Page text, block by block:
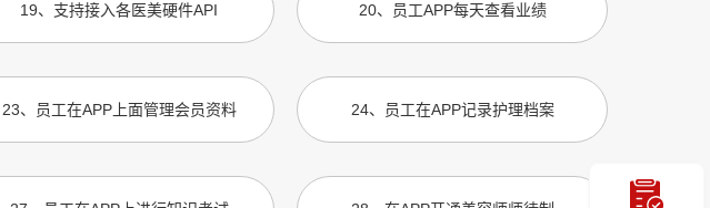
19、 支持接入各医美硬件API 20、 员工APP每天查看业绩
23、 员工在APP上面管理会员资料 24、 员工在APP记录护理档案